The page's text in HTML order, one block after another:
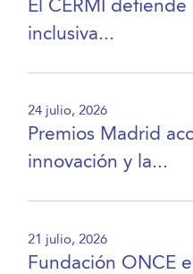
El CERMI
inclusiva...
24 julio, 2026
Premios Madrid
innovación y la...
21 julio, 2026
Fundación ONCE